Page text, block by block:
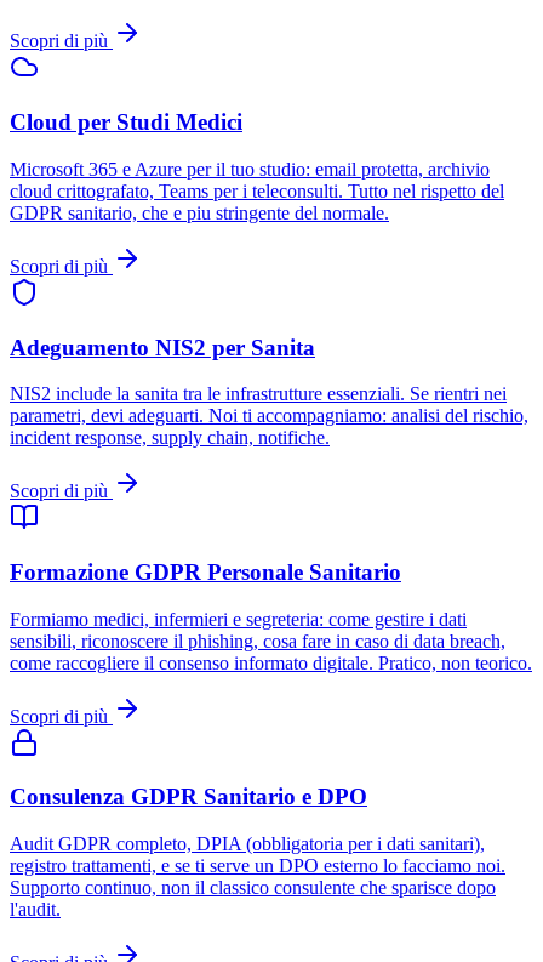
Scopri di più
Cloud per Studi Medici
Microsoft 365 e Azure per il tuo studio: email protetta, archivio
cloud crittografato, Teams per i teleconsulti. Tutto nel rispetto del
GDPR sanitario, che e piu stringente del normale.
Scopri di più
Adeguamento NIS2 per Sanita
NIS2 include la sanita tra le infrastrutture essenziali. Se rientri nei
parametri, devi adeguarti. Noi ti accompagniamo: analisi del rischio,
incident response, supply chain, notifiche.
Scopri di più
Formazione GDPR Personale Sanitario
Formiamo medici, infermieri e segreteria: come gestire i dati
sensibili, riconoscere il phishing, cosa fare in caso di data breach,
come raccogliere il consenso informato digitale. Pratico, non teorico.
Scopri di più
Consulenza GDPR Sanitario e DPO
Audit GDPR completo, DPIA (obbligatoria per i dati sanitari),
registro trattamenti, e se ti serve un DPO esterno lo facciamo noi.
Supporto continuo, non il classico consulente che sparisce dopo
l'audit.